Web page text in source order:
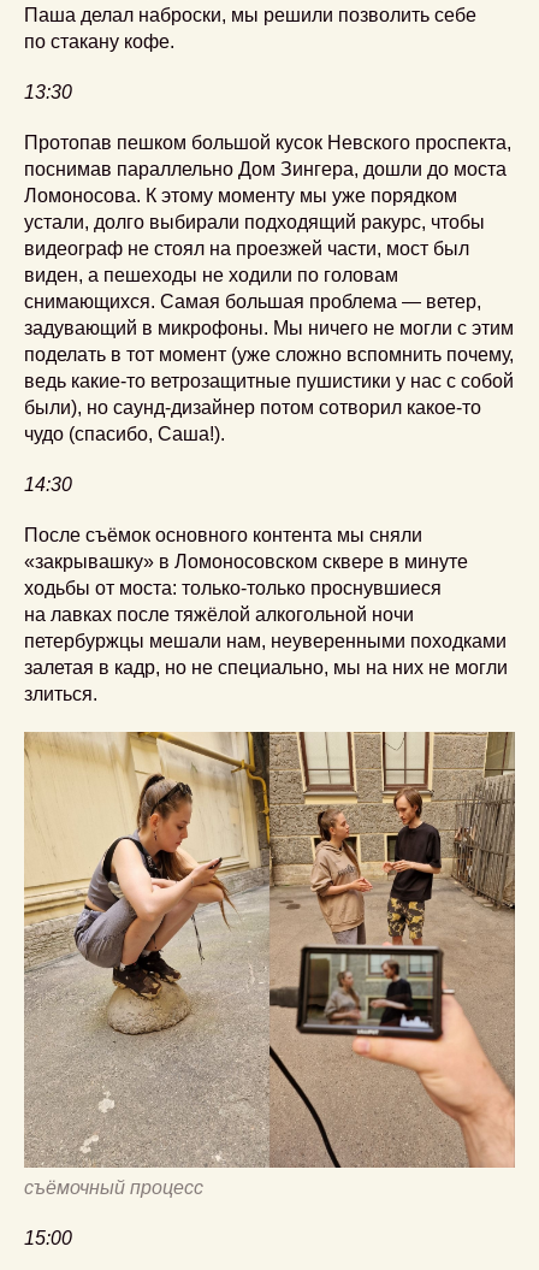
Паша делал наброски, мы решили позволить себе
по стакану кофе.
13:30
Протопав пешком большой кусок Невского проспекта,
поснимав параллельно Дом Зингера, дошли до моста
Ломоносова. К этому моменту мы уже порядком
устали, долго выбирали подходящий ракурс, чтобы
видеограф не стоял на проезжей части, мост был
виден, а пешеходы не ходили по головам
снимающихся. Самая большая проблема — ветер,
задувающий в микрофоны. Мы ничего не могли с этим
поделать в тот момент (уже сложно вспомнить почему,
ведь какие-то ветрозащитные пушистики у нас с собой
были), но саунд-дизайнер потом сотворил какое-то
чудо (спасибо, Саша!).
14:30
После съёмок основного контента мы сняли
«закрывашку» в Ломоносовском сквере в минуте
ходьбы от моста: только-только проснувшиеся
на лавках после тяжёлой алкогольной ночи
петербуржцы мешали нам, неуверенными походками
залетая в кадр, но не специально, мы на них не могли
злиться.
съёмочный процесс
15:00